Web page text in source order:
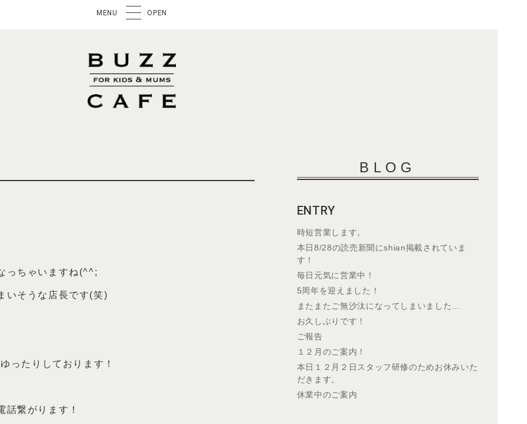
MENU OPEN
っちゃいますね(^^;
いそうな店長です(笑)
ったりしております！
繋がります！
BLOG
ENTRY
時短営業します。
本日8/28の読売新聞にshian掲載されていま
す！
毎日元気に営業中！
5周年を迎えました！
またまたご無沙汰になってしまいました…
お久しぶりです！
ご報告
１２月のご案内！
本日１２月２日スタッフ研修のためお休みいた
だきます。
休業中のご案内